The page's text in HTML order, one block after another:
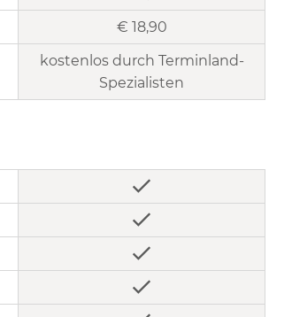
€ 18,90
kostenlos durch Terminland-
Spezialisten